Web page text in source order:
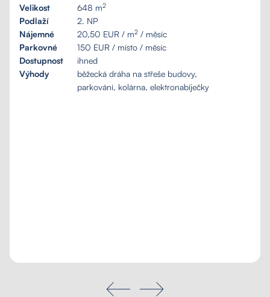
Poptávka na míru
Velikost
648 m2
Podlaží
2. NP
Nájemné
20,50 EUR / m2 / měsíc
Parkovné
150 EUR / místo / měsíc
Dostupnost
ihned
Výhody
běžecká dráha na střeše budovy,
parkování, kolárna, elektronabíječky